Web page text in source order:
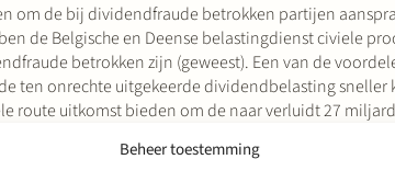
Beheer toestemming
om de bij dividendfraude betrokken partijen
de Belgische en Deense belastingdienst civiele
betrokken zijn (geweest). Een van de
ten onrechte uitgekeerde dividendbelasting sneller
route uitkomst bieden om de naar verluidt 27
handen ineen kunnen slaan met buitenlandse